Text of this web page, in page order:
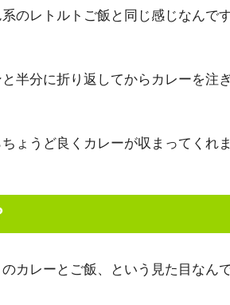
のレトルトご飯と同じ感じなんで
半分に折り返してからカレーを注ぎ
ょうど良くカレーが収まってくれ
カレーとご飯、という見た目なん